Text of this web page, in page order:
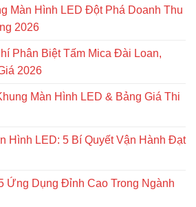
Màn Hình LED Đột Phá Doanh Thu
2026
Phân Biệt Tấm Mica Đài Loan,
2026
Màn Hình LED & Bảng Giá Thi
Hình LED: 5 Bí Quyết Vận Hành Đạt
Ứng Dụng Đỉnh Cao Trong Ngành